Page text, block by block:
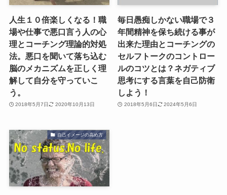
人生１０倍楽しくなる！職
場や仕事で悪口言う人の心
理とコーチング理論的対処
法。悪口を聞いて落ち込む
脳のメカニズムを正しく理
解して自分を守っていこ
う。
2018年5月7日 2020年10月13日
毎日愚痴しかない職場で３
年間精神を保ち続ける事が
出来た理由とコーチングの
セルフトークのコントロー
ルのコツとは？ネガティブ
思考にする言葉を自己防衛
しよう！
2018年5月6日 2024年5月6日
自己イメージの高め方